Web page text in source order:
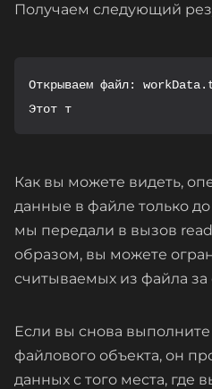
Получаем следующий
Открываем файл:
Этот т
Как вы можете видеть,
данные в файле только
мы передали в вызов
образом, вы можете
считываемых из файла за
Если вы снова
файлового объекта, он
данных с того места, где